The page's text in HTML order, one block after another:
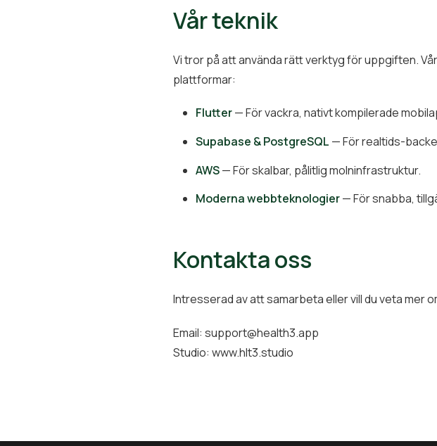
Vår teknik
Vi tror på att använda rätt verktyg för uppgiften.
plattformar:
Flutter— För vackra, nativt kompilerade
Supabase & PostgreSQL — För realtids-
AWS— För skalbar, pålitlig molninfrastruktur.
Moderna webbteknologier— För snabba,
Kontakta oss
Intresserad av att samarbeta eller vill du veta mer
Email: support@health3.app
Studio: www.hlt3.studio